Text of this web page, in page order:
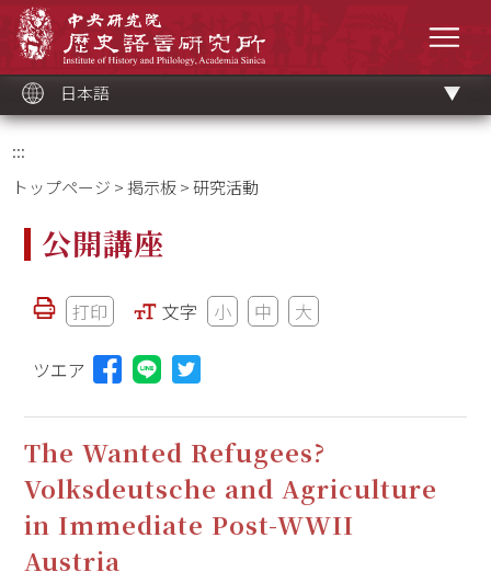
ッ
ク
日本語
:::
トップページ >掲示板> 研究活動
公開講座
打印 文字 小 中 大
ツエア Lineに投稿する(新しいウィンドウを開く)
The Wanted Refugees?
Volksdeutsche and Agriculture
in Immediate Post-WWII
Austria